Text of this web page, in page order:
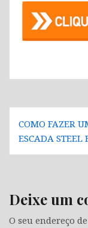
de
Post
COMO FAZER
ESCADA STEEL
Deixe um
O seu endereço